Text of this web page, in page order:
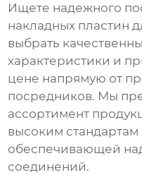
Ищете надежного
накладных пластин
выбрать
характеристики и
цене напрямую от
посредников. Мы
ассортимент
высоким стандартам
обеспечивающей
соединений.